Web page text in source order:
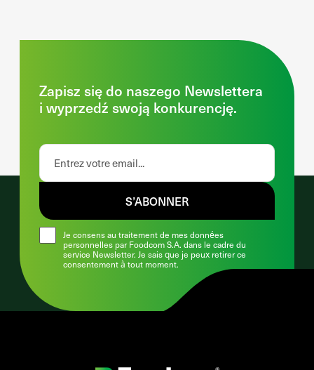
Zapisz się do naszego Newslettera
i wyprzedź swoją konkurencję.
Je consens au traitement de mes données
personnelles par Foodcom S.A. dans le cadre du
service Newsletter. Je sais que je peux retirer ce
consentement à tout moment.
S’ABONNER